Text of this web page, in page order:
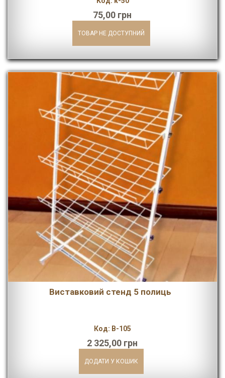
75,00 грн
Виставковий стенд 5 полиць
Код: В-105
2 325,00 грн